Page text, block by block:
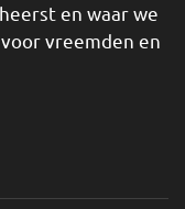
en waar we
vreemden en